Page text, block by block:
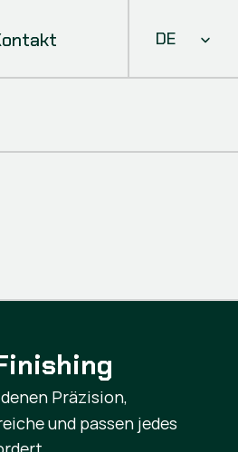
Select
DE
Präzision,
und passen jedes